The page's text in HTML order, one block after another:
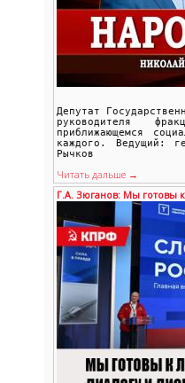
Депутат
руководителя
приближающемся
каждого. Ведущий:
Рычков
Читать дальше →
Г.А. Зюганов: Мы готовы